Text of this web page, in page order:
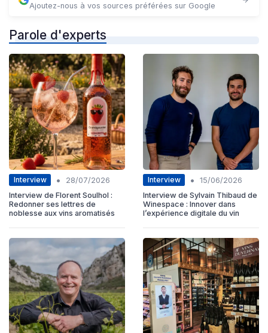
Ajoutez-nous à vos sources préférées sur Google
Parole d'experts
Interview •
28/07/2026
Interview de Florent Soulhol :
Redonner ses lettres de
noblesse aux vins aromatisés
Interview •
15/06/2026
Interview de Sylvain Thibaud de
Winespace : Innover dans
l’expérience digitale du vin